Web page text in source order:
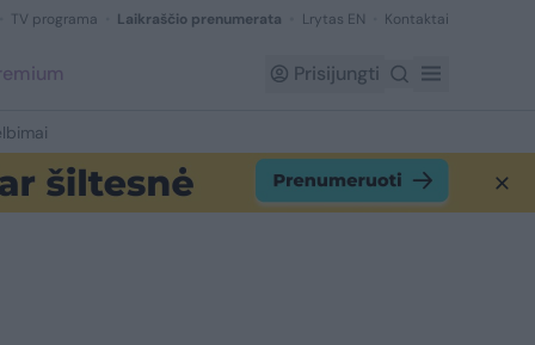
TV programa Laikraščio prenumerata Lrytas EN Kontaktai
Prisijungti